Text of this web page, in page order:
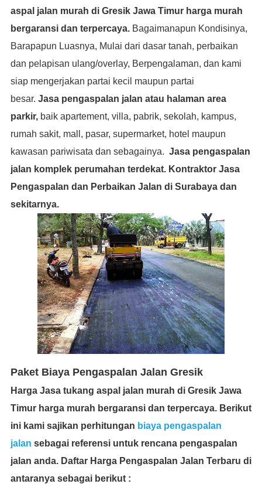
aspal jalan murah di Gresik Jawa Timur harga murah
bergaransi dan terpercaya. Bagaimanapun Kondisinya,
Barapapun Luasnya, Mulai dari dasar tanah, perbaikan
dan pelapisan ulang/overlay, Berpengalaman, dan kami
siap mengerjakan partai kecil maupun partai
besar. Jasa pengaspalan jalan atau halaman area
parkir,baik apartement, villa, pabrik, sekolah, kampus,
rumah sakit, mall, pasar, supermarket, hotel maupun
kawasan pariwisata dan sebagainya. Jasa pengaspalan
jalan komplek perumahan terdekat. Kontraktor Jasa
Pengaspalan dan Perbaikan Jalan di Surabaya dan
sekitarnya.
Paket Biaya Pengaspalan Jalan Gresik
Harga Jasa tukang aspal jalan murah di Gresik Jawa
Timur harga murah bergaransi dan terpercaya. Berikut
ini kami sajikan perhitungan biaya pengaspalan
jalan sebagai referensi untuk rencana pengaspalan
jalan anda. Daftar Harga Pengaspalan Jalan Terbaru di
antaranya sebagai berikut :